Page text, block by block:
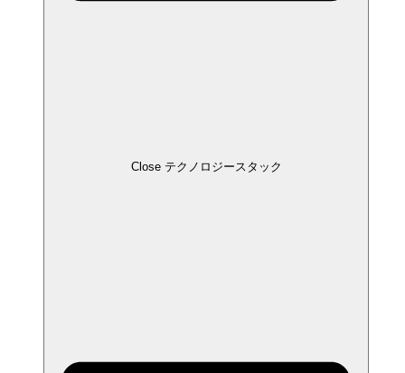
Close テクノロジースタック